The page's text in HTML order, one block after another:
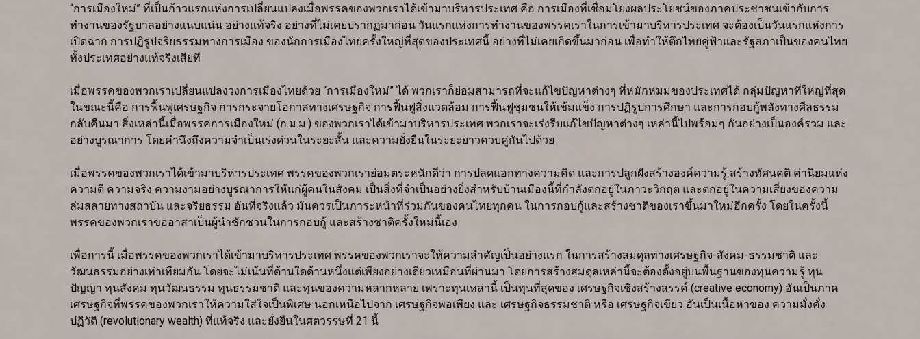
“การเมืองใหม่” ที่เป็นก้าวแรกแห่งการเปลี่ยนแปลงเมื่อพรรคของพวกเราได้เข้ามาบริหารประเทศ คือ การเมืองที่เชื่อมโยงผลประโยชน์ของภาคประชาชนเข้ากับการ
ทำงานของรัฐบาลอย่างแนบแน่น อย่างแท้จริง อย่างที่ไม่เคยปรากฏมาก่อน วันแรกแห่งการทำงานของพรรคเราในการเข้ามาบริหารประเทศ จะต้องเป็นวันแรกแห่งการ
เปิดฉาก การปฏิรูปจริยธรรมทางการเมือง ของนักการเมืองไทยครั้งใหญ่ที่สุดของประเทศนี้ อย่างที่ไม่เคยเกิดขึ้นมาก่อน เพื่อทำให้ตึกไทยคู่ฟ้าและรัฐสภาเป็นของคนไทย
ทั้งประเทศอย่างแท้จริงเสียที
เมื่อพรรคของพวกเราเปลี่ยนแปลงวงการเมืองไทยด้วย “การเมืองใหม่” ได้ พวกเราก็ย่อมสามารถที่จะแก้ไขปัญหาต่างๆ ที่หมักหมมของประเทศได้ กลุ่มปัญหาที่ใหญ่ที่สุด
ในขณะนี้คือ การฟื้นฟูเศรษฐกิจ การกระจายโอกาสทางเศรษฐกิจ การฟื้นฟูสิ่งแวดล้อม การฟื้นฟูชุมชนให้เข้มแข็ง การปฏิรูปการศึกษา และการกอบกู้พลังทางศีลธรรม
กลับคืนมา สิ่งเหล่านี้เมื่อพรรคการเมืองใหม่ (ก.ม.ม.) ของพวกเราได้เข้ามาบริหารประเทศ พวกเราจะเร่งรีบแก้ไขปัญหาต่างๆ เหล่านี้ไปพร้อมๆ กันอย่างเป็นองค์รวม และ
อย่างบูรณาการ โดยคำนึงถึงความจำเป็นเร่งด่วนในระยะสั้น และความยั่งยืนในระยะยาวควบคู่กันไปด้วย
เมื่อพรรคของพวกเราได้เข้ามาบริหารประเทศ พรรคของพวกเราย่อมตระหนักดีว่า การปลดแอกทางความคิด และการปลูกฝังสร้างองค์ความรู้ สร้างทัศนคติ ค่านิยมแห่ง
ความดี ความจริง ความงามอย่างบูรณาการให้แก่ผู้คนในสังคม เป็นสิ่งที่จำเป็นอย่างยิ่งสำหรับบ้านเมืองนี้ที่กำลังตกอยู่ในภาวะวิกฤต และตกอยู่ในความเสี่ยงของความ
ล่มสลายทางสถาบัน และจริยธรรม อันที่จริงแล้ว มันควรเป็นภาระหน้าที่ร่วมกันของคนไทยทุกคน ในการกอบกู้และสร้างชาติของเราขึ้นมาใหม่อีกครั้ง โดยในครั้งนี้
พรรคของพวกเราขออาสาเป็นผู้นำชักชวนในการกอบกู้ และสร้างชาติครั้งใหม่นี้เอง
เพื่อการนี้ เมื่อพรรคของพวกเราได้เข้ามาบริหารประเทศ พรรคของพวกเราจะให้ความสำคัญเป็นอย่างแรก ในการสร้างสมดุลทางเศรษฐกิจ-สังคม-ธรรมชาติ และ
วัฒนธรรมอย่างเท่าเทียมกัน โดยจะไม่เน้นที่ด้านใดด้านหนึ่งแต่เพียงอย่างเดียวเหมือนที่ผ่านมา โดยการสร้างสมดุลเหล่านี้จะต้องตั้งอยู่บนพื้นฐานของทุนความรู้ ทุน
ปัญญา ทุนสังคม ทุนวัฒนธรรม ทุนธรรมชาติ และทุนของความหลากหลาย เพราะทุนเหล่านี้ เป็นทุนที่สุดของ เศรษฐกิจเชิงสร้างสรรค์ (creative economy) อันเป็นภาค
เศรษฐกิจที่พรรคของพวกเราให้ความใส่ใจเป็นพิเศษ นอกเหนือไปจาก เศรษฐกิจพอเพียง และ เศรษฐกิจธรรมชาติ หรือ เศรษฐกิจเขียว อันเป็นเนื้อหาของ ความมั่งคั่ง
ปฏิวัติ (revolutionary wealth) ที่แท้จริง และยั่งยืนในศตวรรษที่ 21 นี้